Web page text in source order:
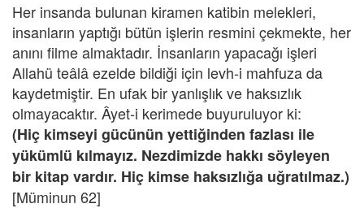
Her insanda bulunan kiramen katibin melekleri,
insanların yaptığı bütün işlerin resmini çekmekte, her
anını filme almaktadır. İnsanların yapacağı işleri
Allahü teâlâ ezelde bildiği için levh-i mahfuza da
kaydetmiştir. En ufak bir yanlışlık ve haksızlık
olmayacaktır. Âyet-i kerimede buyuruluyor ki:
(Hiç kimseyi gücünün yettiğinden fazlası ile
yükümlü kılmayız. Nezdimizde hakkı söyleyen
bir kitap vardır. Hiç kimse haksızlığa uğratılmaz.)
[Müminun 62]